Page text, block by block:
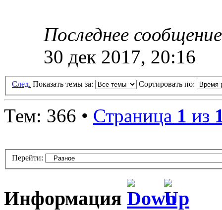
Последнее
30 дек 2017, 20:16
След. Показать темы за: Сортировать по:
Тем: 366 • Страница 1 из
Перейти:
Информация